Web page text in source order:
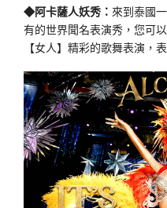
◆阿卡薩人妖秀： 來到泰國
有的世界聞名表演秀，您可
【女人】精彩的歌舞表演，